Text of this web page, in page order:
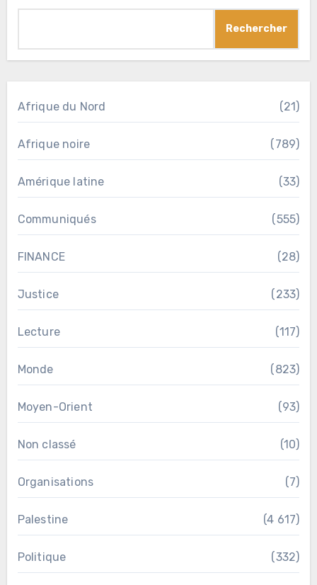
Rechercher
Afrique du Nord (21)
Afrique noire (789)
Amérique latine (33)
Communiqués (555)
FINANCE (28)
Justice (233)
Lecture (117)
Monde (823)
Moyen-Orient (93)
Non classé (10)
Organisations (7)
Palestine (4 617)
Politique (332)